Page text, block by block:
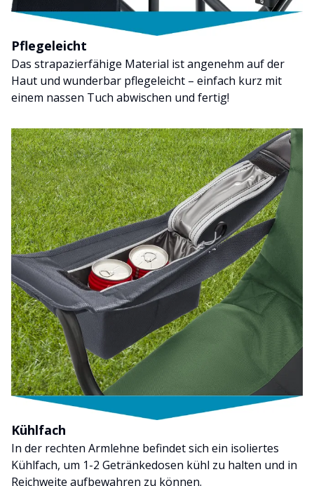
Pflegeleicht
Das strapazierfähige Material ist angenehm auf der
Haut und wunderbar pflegeleicht – einfach kurz mit
einem nassen Tuch abwischen und fertig!
Kühlfach
In der rechten Armlehne befindet sich ein isoliertes
Kühlfach, um 1-2 Getränkedosen kühl zu halten und in
Reichweite aufbewahren zu können.